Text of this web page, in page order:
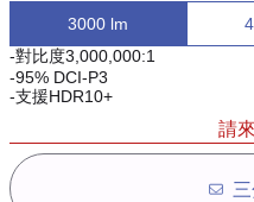
3000 lm
-對比度3,000,000:1
-95% DCI-P3
-支援HDR10+
請